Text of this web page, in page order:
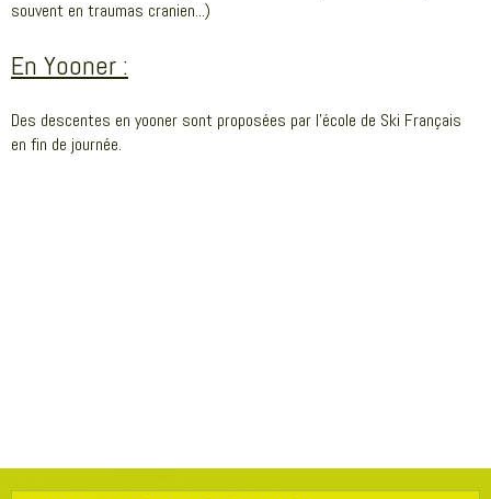
souvent en traumas cranien...)
En Yooner :
Des descentes en yooner sont proposées par l'école de Ski Français
en fin de journée.